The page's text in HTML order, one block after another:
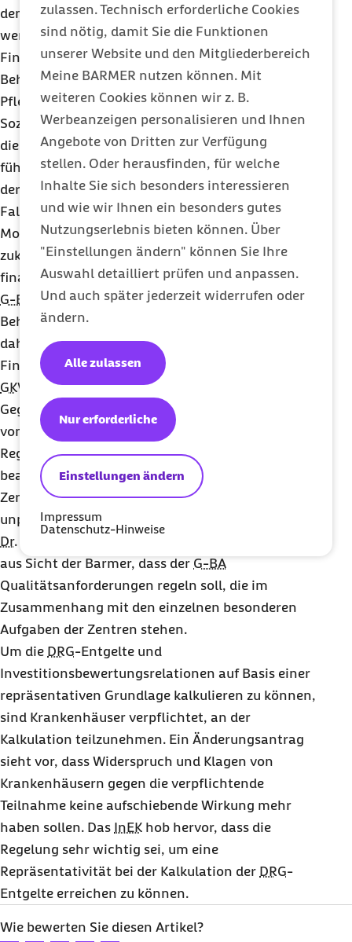
zulassen. Technisch erforderliche Cookies
sind nötig, damit Sie die Funktionen
unserer Website und den Mitgliederbereich
Meine BARMER nutzen können. Mit
weiteren Cookies können wir z. B.
Werbeanzeigen personalisieren und Ihnen
Angebote von Dritten zur Verfügung
stellen. Oder herausfinden, für welche
Inhalte Sie sich besonders interessieren
und wie wir Ihnen ein besonders gutes
Nutzungserlebnis bieten können. Über
"Einstellungen ändern" können Sie Ihre
Auswahl detailliert prüfen und anpassen.
Und auch später jederzeit widerrufen oder
ändern.
Einstellungen ändern
Nur erforderliche
Alle zulassen
Impressum
Datenschutz-Hinweise
dem
PpSG13.000 neue Pflegestellen geschaffen
werden. Der bisher bestehende
Finanzierungsmechanismus der medizinischen
Behandlungspflege in stationären
Pflegeeinrichtungen, bisher vollständig durch die
Soziale Pflegeversicherung finanziert, wird mit
dieser Neuregelung grundlegend verändert und
führt zu einer zusätzlichen finanziellen Belastung
der
GKV.
Falls Pflegeeinrichtungen innerhalb von drei
Monaten keine Pflegefachkraft finden, sollen
zukünftig auch Pflegehilfskräfte aus diesen Mitteln
finanziert werden können. Diese dürfen jedoch laut
G-BA
Richtlinie keine medizinische
Behandlungspflege durchführen. Hier stellt sich
daher die Frage, ob die
Finanzierungsverantwortung tatsächlich bei der
GKV
liegen sollte.
Gegenstand der Anhörung waren auch eine Reihe
von Änderungsanträgen. Die darin enthaltene
Regelung, wonach derG-BAbis Ende 2019
beauftragt wird, die besonderen Aufgaben von
Zentren zu konkretisieren, wurde vom
unparteiischen Mitglied des
Dr.
aus Sicht der Barmer, dass der G-BA
Qualitätsanforderungen regeln soll, die im
Zusammenhang mit den einzelnen besonderen
Aufgaben der Zentren stehen.
Um die DRG-Entgelte und
Investitionsbewertungsrelationen auf Basis einer
repräsentativen Grundlage kalkulieren zu können,
sind Krankenhäuser verpflichtet, an der
Kalkulation teilzunehmen. Ein Änderungsantrag
sieht vor, dass Widerspruch und Klagen von
Krankenhäusern gegen die verpflichtende
Teilnahme keine aufschiebende Wirkung mehr
haben sollen. Das InEK hob hervor, dass die
Regelung sehr wichtig sei, um eine
Repräsentativität bei der Kalkulation der DRG-
Entgelte erreichen zu können.
Wie bewerten Sie diesen Artikel?